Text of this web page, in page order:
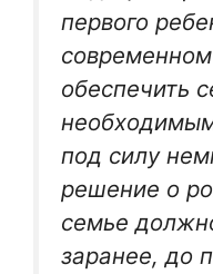
первого
обеспечить
под силу
решение о
семье
заранее, до